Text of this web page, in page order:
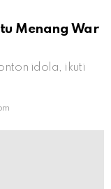
Menang War
idola, ikuti